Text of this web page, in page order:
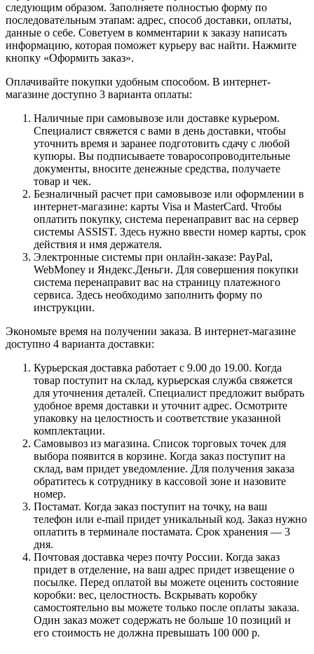
следующим образом. Заполняете полностью форму по
последовательным этапам: адрес, способ доставки, оплаты,
данные о себе. Советуем в комментарии к заказу написать
информацию, которая поможет курьеру вас найти. Нажмите
кнопку «Оформить заказ».
Оплачивайте покупки удобным способом. В интернет-
магазине доступно 3 варианта оплаты:
Наличные при самовывозе или доставке курьером.
Специалист свяжется с вами в день доставки, чтобы
уточнить время и заранее подготовить сдачу с любой
купюры. Вы подписываете товаросопроводительные
документы, вносите денежные средства, получаете
товар и чек.
Безналичный расчет при самовывозе или оформлении в
интернет-магазине: карты Visa и MasterCard. Чтобы
оплатить покупку, система перенаправит вас на сервер
системы ASSIST. Здесь нужно ввести номер карты, срок
действия и имя держателя.
Электронные системы при онлайн-заказе: PayPal,
WebMoney и Яндекс.Деньги. Для совершения покупки
система перенаправит вас на страницу платежного
сервиса. Здесь необходимо заполнить форму по
инструкции.
Экономьте время на получении заказа. В интернет-магазине
доступно 4 варианта доставки:
Курьерская доставка работает с 9.00 до 19.00. Когда
товар поступит на склад, курьерская служба свяжется
для уточнения деталей. Специалист предложит выбрать
удобное время доставки и уточнит адрес. Осмотрите
упаковку на целостность и соответствие указанной
комплектации.
Самовывоз из магазина. Список торговых точек для
выбора появится в корзине. Когда заказ поступит на
склад, вам придет уведомление. Для получения заказа
обратитесь к сотруднику в кассовой зоне и назовите
номер.
Постамат. Когда заказ поступит на точку, на ваш
телефон или e-mail придет уникальный код. Заказ нужно
оплатить в терминале постамата. Срок хранения — 3
дня.
Почтовая доставка через почту России. Когда заказ
придет в отделение, на ваш адрес придет извещение о
посылке. Перед оплатой вы можете оценить состояние
коробки: вес, целостность. Вскрывать коробку
самостоятельно вы можете только после оплаты заказа.
Один заказ может содержать не больше 10 позиций и
его стоимость не должна превышать 100 000 р.